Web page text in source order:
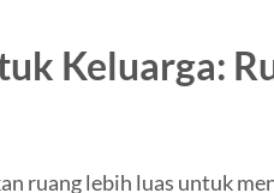
Keluarga:
ruang lebih luas untuk